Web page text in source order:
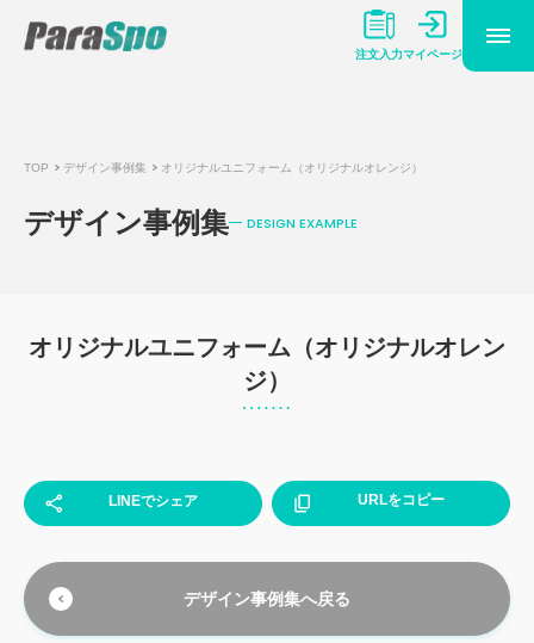
注文入力マイページ
TOP デザイン事例集 オリジナルユニフォーム（オリジナルオレンジ）
デザイン事例集 DESIGN EXAMPLE
オリジナルユニフォーム（オリジナルオレン
ジ）
LINEでシェア URLをコピー
デザイン事例集へ戻る